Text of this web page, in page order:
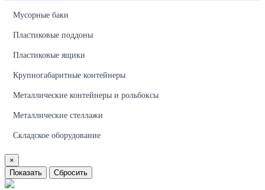
Мусорные баки
Пластиковые поддоны
Пластиковые ящики
Крупногабаритные контейнеры
Металлические контейнеры и рольбоксы
Металлические стеллажи
Складское оборудование
×
Показать
Сбросить